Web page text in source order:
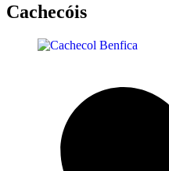
Cachecóis